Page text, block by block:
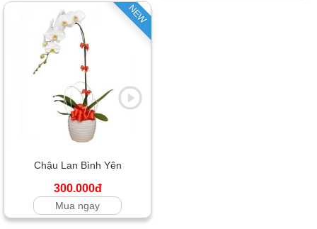
NEW
Chậu Lan Bình Yên
300.000đ
Mua ngay